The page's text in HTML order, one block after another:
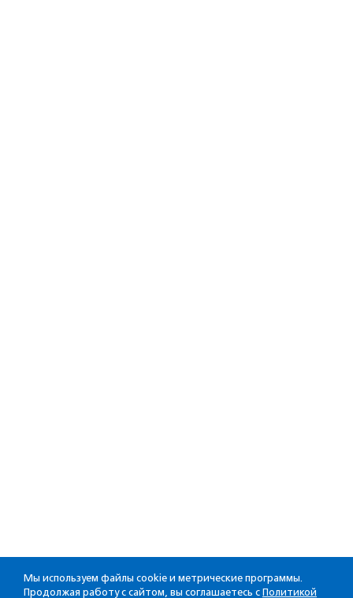
Мы используем файлы cookie и метрические программы.
Продолжая работу с сайтом, вы соглашаетесь с Политикой